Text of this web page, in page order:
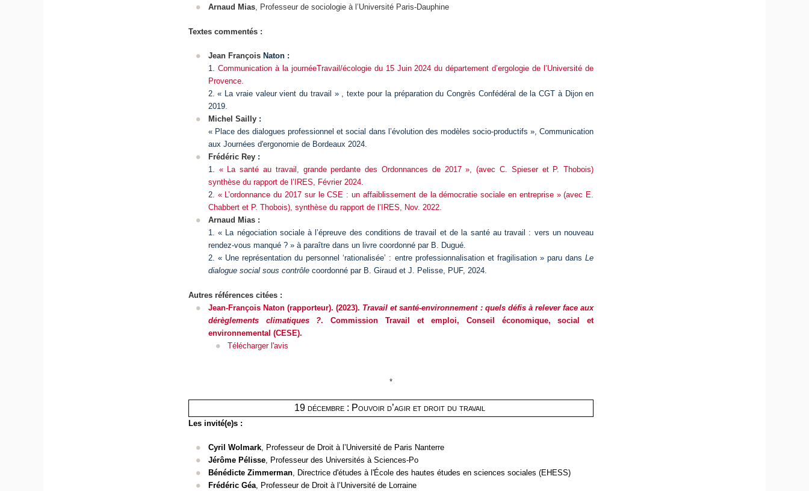
Arnaud Mias, Professeur de sociologie à l’Université Paris-Dauphine
Textes commentés :
Jean FrançoisNaton :
1. Communication à la journéeTravail/écologie du 15 Juin 2024 du département d’ergologie de l’Université de
Provence.
2. « La vraie valeur vient du travail » , texte pour la préparation du Congrès Confédéral de la CGT à Dijon en
2019.
Michel Sailly:
« Place des dialogues professionnel et social dans l’évolution des modèles socio-productifs », Communication
aux Journées d'ergonomie de Bordeaux 2024.
Frédéric Rey:
1. « La santé au travail, grande perdante des Ordonnances de 2017 », (avec C. Spieser et P. Thobois)
synthèse du rapport de l’IRES, Février 2024.
2. « L’ordonnance du 2017 sur le CSE : un affaiblissement de la démocratie sociale en entreprise » (avec E.
Chabbert et P. Thobois), synthèse du rapport de l’IRES, Nov. 2022.
Arnaud Mias:
1. « La négociation sociale à l’épreuve des conditions de travail et de la santé au travail : vers un nouveau
rendez-vous manqué ? » à paraître dans un livre coordonné par B. Dugué.
2. « Une représentation du personnel ‘rationalisée’ : entre professionnalisation et fragilisation » paru dansLe
dialogue social sous contrôlecoordonné par B. Giraud et J. Pelisse, PUF, 2024.
Autres références citées :
Jean-François Naton (rapporteur). (2023). Travail et santé-environnement : quels défis à relever face aux
dérèglements climatiques ?. Commission Travail et emploi, Conseil économique, social et
environnemental (CESE).
Télécharger l'avis
*
19 décembre : Pouvoir d’agir et droit du travail
Les invité(e)s :
Cyril Wolmark, Professeur de Droit à l’Université de Paris Nanterre
Jérôme Pélisse, Professeur des Universités à Sciences-Po
Bénédicte Zimmerman, Directrice d'études à l'École des hautes études en sciences sociales (EHESS)
Frédéric Géa, Professeur de Droit à l’Université de Lorraine